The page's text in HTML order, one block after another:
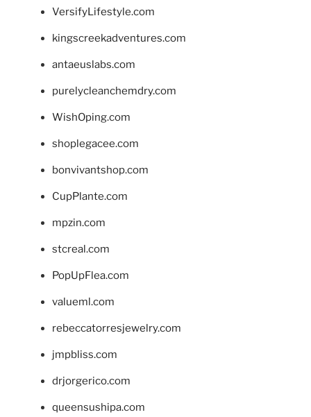
VersifyLifestyle.com
kingscreekadventures.com
antaeuslabs.com
purelycleanchemdry.com
WishOping.com
shoplegacee.com
bonvivantshop.com
CupPlante.com
mpzin.com
stcreal.com
PopUpFlea.com
valueml.com
rebeccatorresjewelry.com
jmpbliss.com
drjorgerico.com
queensushipa.com